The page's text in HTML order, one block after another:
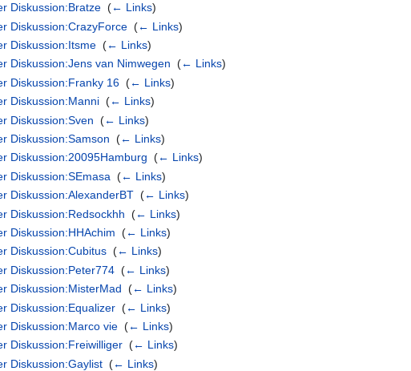
Diskussion:Bratze ‎(← Links)
Diskussion:CrazyForce ‎(← Links)
Diskussion:Itsme ‎(← Links)
Diskussion:Jens van Nimwegen ‎(← Links)
Diskussion:Franky 16 ‎(← Links)
Diskussion:Manni ‎(← Links)
Diskussion:Sven ‎(← Links)
Diskussion:Samson ‎(← Links)
Diskussion:20095Hamburg ‎(← Links)
Diskussion:SEmasa ‎(← Links)
Diskussion:AlexanderBT ‎(← Links)
Diskussion:Redsockhh ‎(← Links)
Diskussion:HHAchim ‎(← Links)
Diskussion:Cubitus ‎(← Links)
Diskussion:Peter774 ‎(← Links)
Diskussion:MisterMad ‎(← Links)
Diskussion:Equalizer ‎(← Links)
Diskussion:Marco vie ‎(← Links)
Diskussion:Freiwilliger ‎(← Links)
Diskussion:Gaylist ‎(← Links)